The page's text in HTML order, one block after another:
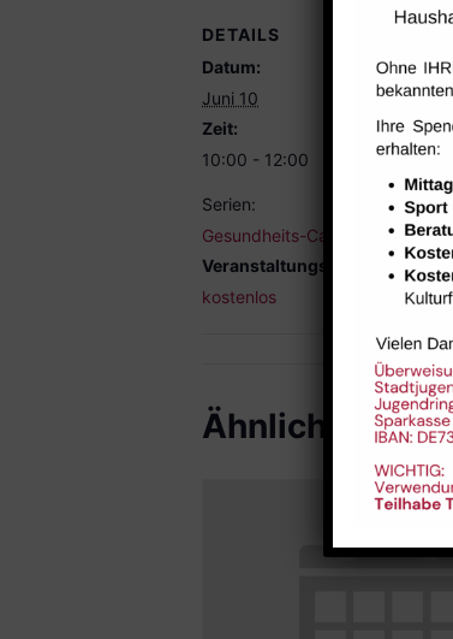
DETAILS
Datum:
Juni 10
Zeit:
10:00 - 12:00
Serien:
Gesundheits-Cafe
Veranstaltungskategorie:
kostenlos
Ähnliche